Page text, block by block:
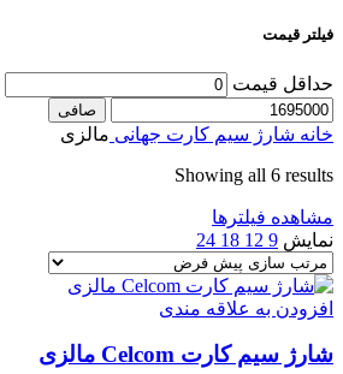
فیلتر قیمت
حداقل قیمت
صافی
خانه شارژ سیم کارت جهانی مالزی
Showing all 6 results
مشاهده فیلترها
نمایش 9
12
18
24
افزودن به علاقه مندی
شارژ سیم کارت Celcom مالزی